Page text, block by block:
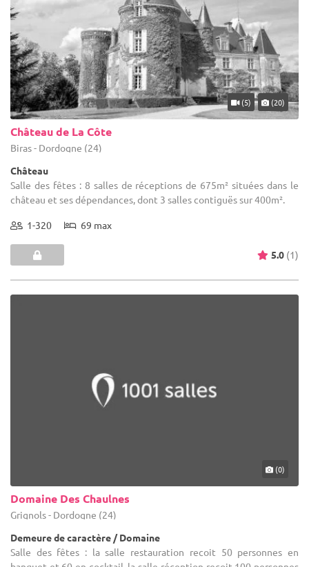
(5) (20)
Château de La Côte
Biras - Dordogne (24)
Château
Salle des fêtes : 8 salles de réceptions de 675m² situées dans le
château et ses dépendances, dont 3 salles contiguës sur 400m².
1-320 69 max
5.0 (1)
(0)
Domaine Des Chaulnes
Grignols - Dordogne (24)
Demeure de caractère / Domaine
Salle des fêtes : la salle restauration recoit 50 personnes en